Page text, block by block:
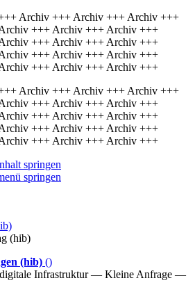
Archiv +++ Archiv +++ Archiv +++
+++ Archiv +++ Archiv +++
+++ Archiv +++ Archiv +++
+++ Archiv +++ Archiv +++
+++ Archiv +++ Archiv +++
Archiv +++ Archiv +++ Archiv +++
+++ Archiv +++ Archiv +++
+++ Archiv +++ Archiv +++
+++ Archiv +++ Archiv +++
+++ Archiv +++ Archiv +++
springen
springen
(hib)
(hib) ()
Infrastruktur — Kleine Anfrage —